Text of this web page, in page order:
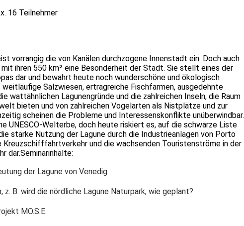
16 Teilnehmer
vorrangig die von Kanälen durchzogene Innenstadt ein. Doch auch
ihren 550 km² eine Besonderheit der Stadt. Sie stellt eines der
dar und bewahrt heute noch wunderschöne und ökologisch
Salzwiesen, ertragreiche Fischfarmen, ausgedehnte
wattähnlichen Lagunengründe und die zahlreichen Inseln, die Raum
bieten und von zahlreichen Vogelarten als Nistplätze und zur
scheinen die Probleme und Interessenskonflikte unüberwindbar.
UNESCO-Welterbe, doch heute riskiert es, auf die schwarze Liste
starke Nutzung der Lagune durch die Industrieanlagen von Porto
und die wachsenden Touristenströme in der
dar.Seminarinhalte:
der Lagune von Venedig
B. wird die nördliche Lagune Naturpark, wie geplant?
MO.S.E.